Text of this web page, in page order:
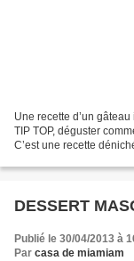
Une recette d’un
TIP TOP, déguster
C’est une recette
DESSERT
Publié le 30/04/2013 à
Par casa de miamiam